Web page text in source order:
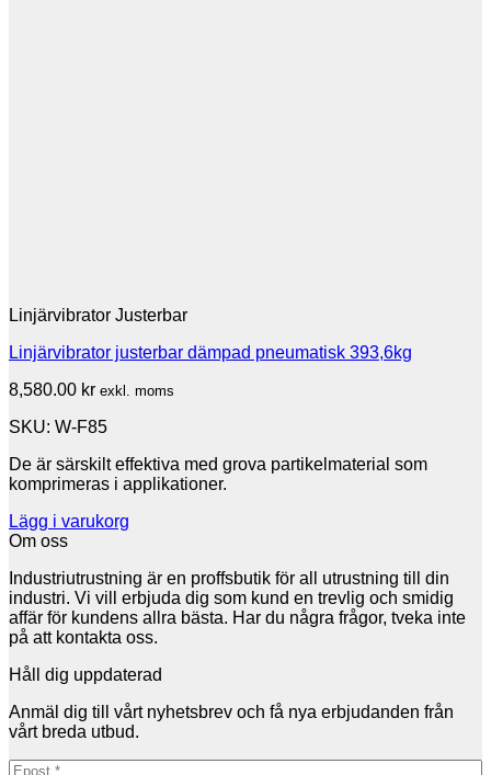
Linjärvibrator Justerbar
Linjärvibrator justerbar dämpad pneumatisk 393,6kg
8,580.00 kr exkl. moms
SKU: W-F85
De är särskilt effektiva med grova partikelmaterial som
komprimeras i applikationer.
Lägg i varukorg
Om oss
Industriutrustning är en proffsbutik för all utrustning till din
industri. Vi vill erbjuda dig som kund en trevlig och smidig
affär för kundens allra bästa. Har du några frågor, tveka inte
på att kontakta oss.
Håll dig uppdaterad
Anmäl dig till vårt nyhetsbrev och få nya erbjudanden från
vårt breda utbud.